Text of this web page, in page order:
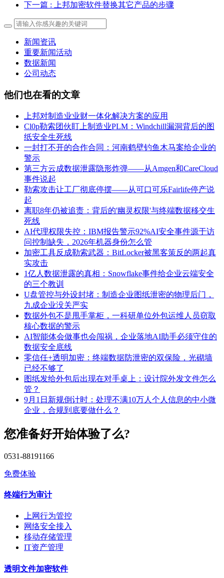
下一篇 : 上邦加密软件替换其它产品的步骤
新闻资讯
重要新闻活动
数据新闻
公司动态
他们也在看的文章
上邦对制造业业财一体化解决方案的应用
Cl0p勒索团伙盯上制造业PLM：Windchill漏洞背后的图
纸安全生死线
一封打不开的合作合同：河南鹤壁钓鱼木马案给企业的
警示
第三方云成数据泄露隐形炸弹——从Amgen和CareCloud
事件说起
勒索攻击让工厂彻底停摆——从可口可乐Fairlife停产说
起
离职8年仍被追责：背后的'幽灵权限'与终端数据移交生
死线
AI代理权限失控：IBM报告警示92%AI安全事件源于访
问控制缺失，2026年机器身份怎么管
加密工具反成勒索武器：BitLocker被黑客策反的两起真
实攻击
1亿人数据泄露的真相：Snowflake事件给企业云端安全
的三个教训
U盘管控与外设封堵：制造企业图纸泄密的物理后门，
九成企业没关严实
数据外包不是甩手掌柜，一科研单位外包运维人员窃取
核心数据的警示
AI智能体会做事也会闯祸，企业落地AI助手必须守住的
数据安全底线
零信任+透明加密：终端数据防泄密的双保险，光砌墙
已经不够了
图纸发给外包后出现在对手桌上：设计院外发文件怎么
管？
9月1日新规倒计时：处理不满10万人个人信息的中小微
企业，合规到底要做什么？
您准备好开始体验了么?
0531-88191166
免费体验
终端行为审计
上网行为管控
网络安全接入
移动存储管理
IT资产管理
透明文件加密软件